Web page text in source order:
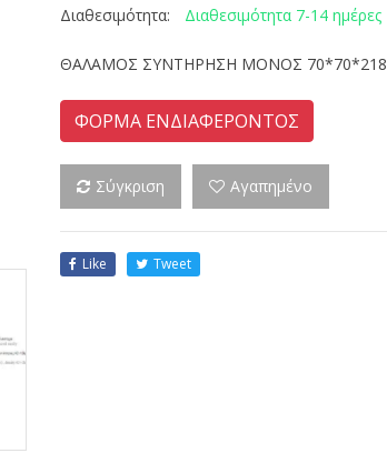
Διαθεσιμότητα:
Διαθεσιμότητα 7-14 ημέρες
ΘΑΛΑΜΟΣ ΣΥΝΤΗΡΗΣΗ ΜΟΝΟΣ 70*70*218
ΦΟΡΜΑ ΕΝΔΙΑΦΕΡΟΝΤΟΣ
Σύγκριση Αγαπημένο
Like Tweet